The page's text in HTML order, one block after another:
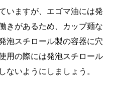
いますが、エゴマ油には発
きがあるため、カップ麺な
泡スチロール製の容器に穴
用の際には発泡スチロール
ないようにしましょう。